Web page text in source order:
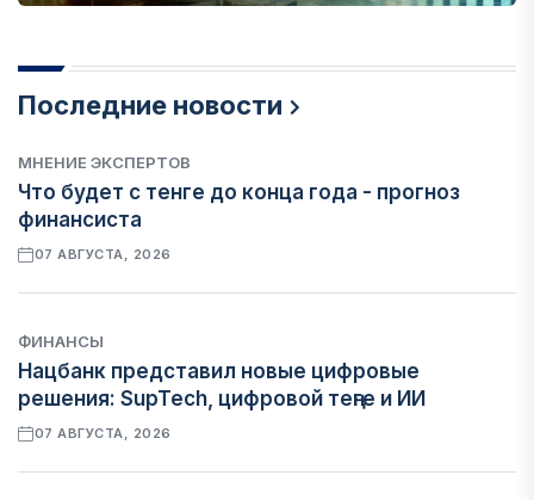
Последние новости
МНЕНИЕ ЭКСПЕРТОВ
Что будет с тенге до конца года - прогноз
финансиста
07 АВГУСТА, 2026
ФИНАНСЫ
Нацбанк представил новые цифровые
решения: SupTech, цифровой теңге и ИИ
07 АВГУСТА, 2026